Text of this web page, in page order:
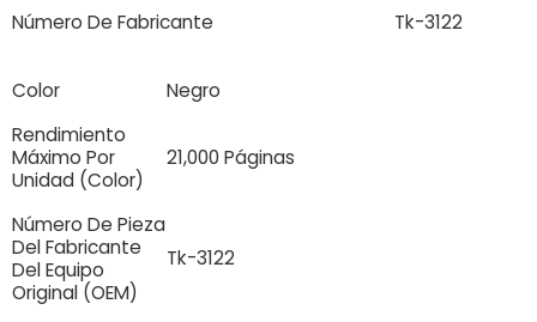
Número De Fabricante Tk-3122
Color
Negro
Rendimiento
Máximo Por
Unidad (Color)
21,000 Páginas
Número De Pieza
Del Fabricante
Del Equipo
Original (OEM)
Tk-3122